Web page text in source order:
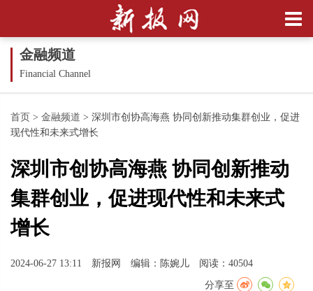
金融频道
Financial Channel
首页 > 金融频道 > 深圳市创协高海燕 协同创新推动集群创业，促进
现代性和未来式增长
深圳市创协高海燕 协同创新推动
集群创业，促进现代性和未来式
增长
2024-06-27 13:11 新报网 编辑：陈婉儿 阅读：40504
分享至